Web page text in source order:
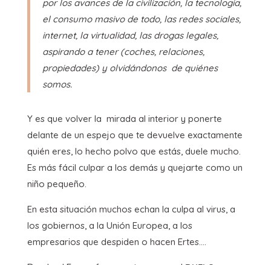
por los avances de la civilización, la tecnologia,
el consumo masivo de todo, las redes sociales,
internet, la virtualidad, las drogas legales,
aspirando a tener (coches, relaciones,
propiedades) y olvidándonos de quiénes
somos.
Y es que volver la mirada al interior y ponerte
delante de un espejo que te devuelve exactamente
quién eres, lo hecho polvo que estás, duele mucho.
Es más fácil culpar a los demás y quejarte como un
niño pequeño.
En esta situación muchos echan la culpa al virus, a
los gobiernos, a la Unión Europea, a los
empresarios que despiden o hacen Ertes….